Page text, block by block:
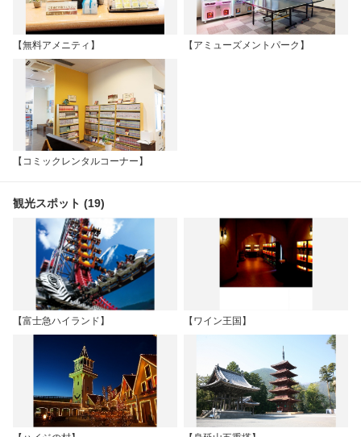
【無料アメニティ】 【アミューズメントパーク】
【コミックレンタルコーナー】
観光スポット (19)
【富士急ハイランド】 【ワイン王国】